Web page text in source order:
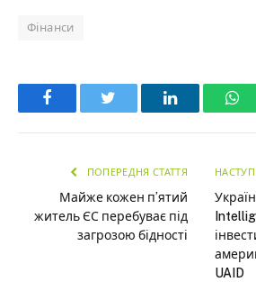
Фінанси
Facebook LinkedIn
ПОПЕРЕДНЯ СТАТТЯ
Майже кожен п’ятий
житель ЄС перебуває під
загрозою бідності
UAID